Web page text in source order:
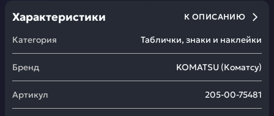
Характеристики К ОПИСАНИЮ
Категория Таблички, знаки и наклейки
Бренд KOMATSU (Коматсу)
Артикул 205-00-75481